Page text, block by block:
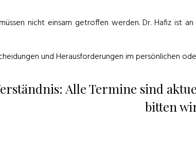
nicht einsam getroffen werden. Dr. Hafiz ist
und Herausforderungen im persönlichen
Alle Termine sind
bitten